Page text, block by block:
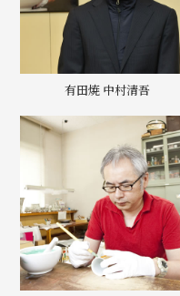
有田焼 中村清吾